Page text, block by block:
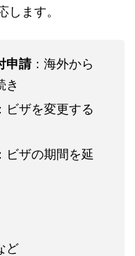
します。
申請：海外から
き
ビザを変更する
ビザの期間を延